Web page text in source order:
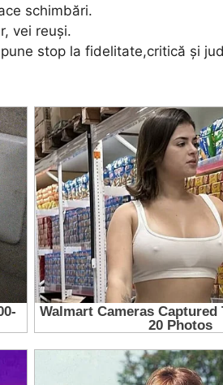
schimbări.
vei reuși.
stop la fidelitate,critică și